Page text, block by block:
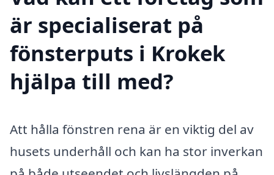
är specialiserat på
fönsterputs i Krokek
hjälpa till med?
Att hålla fönstren rena är en viktig del av
husets underhåll och kan ha stor inverkan